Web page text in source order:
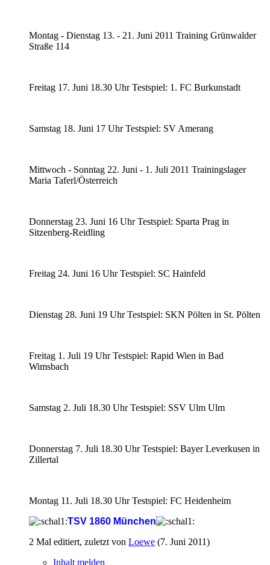
Montag - Dienstag 13. - 21. Juni 2011 Training Grünwalder
Straße 114
Freitag 17. Juni 18.30 Uhr Testspiel: 1. FC Burkunstadt
Samstag 18. Juni 17 Uhr Testspiel: SV Amerang
Mittwoch - Sonntag 22. Juni - 1. Juli 2011 Trainingslager
Maria Taferl/Österreich
Donnerstag 23. Juni 16 Uhr Testspiel: Sparta Prag in
Sitzenberg-Reidling
Freitag 24. Juni 16 Uhr Testspiel: SC Hainfeld
Dienstag 28. Juni 19 Uhr Testspiel: SKN Pölten in St. Pölten
Freitag 1. Juli 19 Uhr Testspiel: Rapid Wien in Bad
Wimsbach
Samstag 2. Juli 18.30 Uhr Testspiel: SSV Ulm Ulm
Donnerstag 7. Juli 18.30 Uhr Testspiel: Bayer Leverkusen in
Zillertal
Montag 11. Juli 18.30 Uhr Testspiel: FC Heidenheim
TSV 1860 München
2 Mal editiert, zuletzt von Loewe (7. Juni 2011)
Inhalt melden